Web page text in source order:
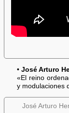
•José Arturo
«El reino
y modulaciones
José Arturo